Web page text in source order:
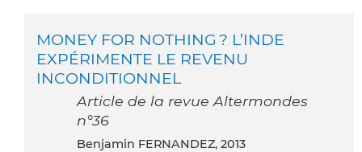
MONEY FOR NOTHING ? L’INDE
EXPÉRIMENTE LE REVENU
INCONDITIONNEL
Article de la revue Altermondes
n°36
Benjamin FERNANDEZ, 2013